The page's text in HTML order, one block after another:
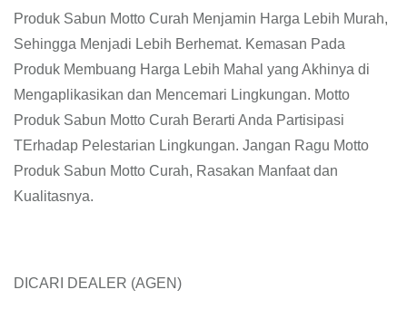
Produk Sabun Motto Curah Menjamin Harga Lebih Murah,
Sehingga Menjadi Lebih Berhemat. Kemasan Pada
Produk Membuang Harga Lebih Mahal yang Akhinya di
Mengaplikasikan dan Mencemari Lingkungan. Motto
Produk Sabun Motto Curah Berarti Anda Partisipasi
TErhadap Pelestarian Lingkungan. Jangan Ragu Motto
Produk Sabun Motto Curah, Rasakan Manfaat dan
Kualitasnya.
DICARI DEALER (AGEN)